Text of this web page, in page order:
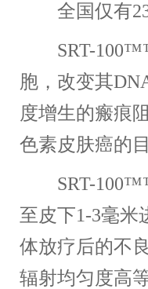
全国仅有23
SRT-100™™
胞，改变其
度增生的瘢痕
色素皮肤癌的目
SRT-100™™
至皮下1-3毫米
体放疗后的不
辐射均匀度高